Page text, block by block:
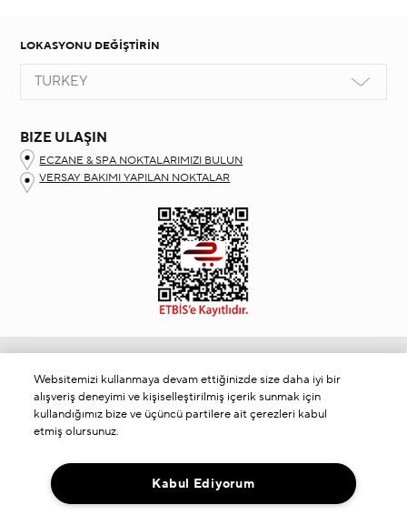
LOKASYONU DEĞİŞTİRİN
TURKEY
BIZE ULAŞIN
ECZANE & SPA NOKTALARIMIZI BULUN
VERSAY BAKIMI YAPILAN NOKTALAR
Bizimle İletişime Geçin
KVKK Aydınlatma Metni
Gizlilik Politikası
Websitemizi kullanmaya devam ettiğinizde size daha iyi bir
alışveriş deneyimi ve kişiselleştirilmiş içerik sunmak için
kullandığımız bize ve üçüncü partilere ait çerezleri kabul
etmiş olursunuz.
Kabul Ediyorum